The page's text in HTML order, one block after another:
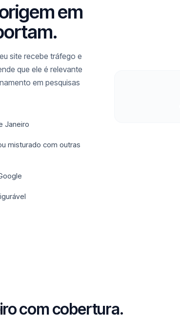
em
site recebe tráfego e
que ele é relevante
em pesquisas
Janeiro
misturado com outras
com cobertura.